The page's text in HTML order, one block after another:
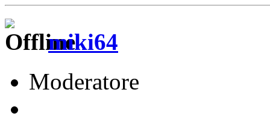
miki64
Moderatore